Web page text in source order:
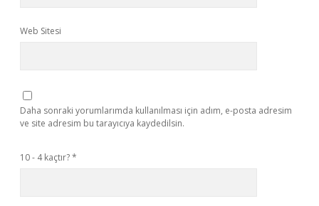
Web Sitesi
Daha sonraki yorumlarımda kullanılması için adım, e-posta adresim
ve site adresim bu tarayıcıya kaydedilsin.
10 - 4 kaçtır?*